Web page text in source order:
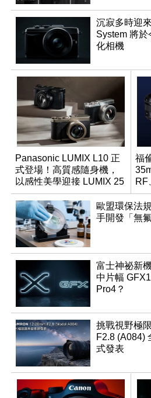
沉寂多時迎
System 將
化相機
Panasonic LUMIX L10 正
式登場！高質感隨身機，
以感性美學迎接 LUMIX 25
週年
福
RF
同
歐盟環保法
手開發「無
富士神祕新
中片幅
Pro4？
挑戰視野極
F2.8 (A084)
式發表